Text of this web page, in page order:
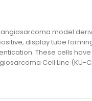
angiosarcoma model
display tube
These cells
Cell Line (KU-